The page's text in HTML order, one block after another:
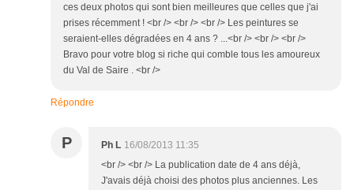
ces deux photos qui sont bien meilleures que celles que j'ai
prises récemment ! <br /> <br /> <br /> Les peintures se
seraient-elles dégradées en 4 ans ? ...<br /> <br /> <br />
Bravo pour votre blog si riche qui comble tous les amoureux
du Val de Saire . <br />
Répondre
P Ph L 16/08/2013 11:35
<br /> <br /> La publication date de 4 ans déjà,
J'avais déjà choisi des photos plus anciennes. Les